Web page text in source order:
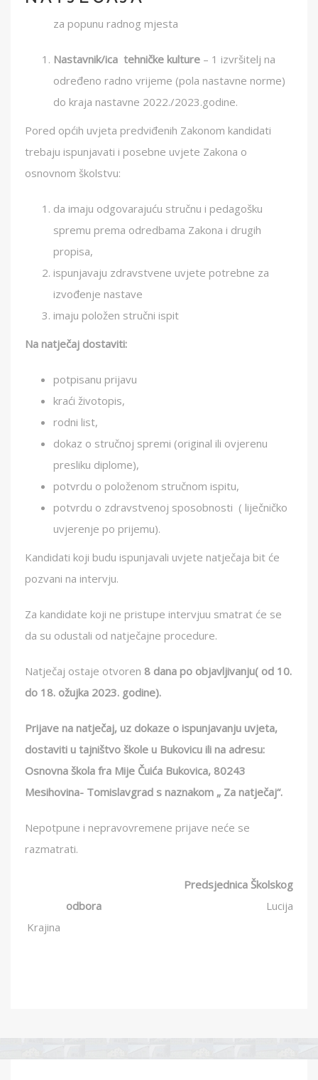
za popunu radnog mjesta
Nastavnik/ica tehničke kulture – 1 izvršitelj na
određeno radno vrijeme (pola nastavne norme)
do kraja nastavne 2022./2023.godine.
Pored općih uvjeta predviđenih Zakonom kandidati
trebaju ispunjavati i posebne uvjete Zakona o
osnovnom školstvu:
da imaju odgovarajuću stručnu i pedagošku
spremu prema odredbama Zakona i drugih
propisa,
ispunjavaju zdravstvene uvjete potrebne za
izvođenje nastave
imaju položen stručni ispit
Na natječaj dostaviti:
potpisanu prijavu
kraći životopis,
rodni list,
dokaz o stručnoj spremi (original ili ovjerenu
presliku diplome),
potvrdu o položenom stručnom ispitu,
potvrdu o zdravstvenoj sposobnosti ( liječničko
uvjerenje po prijemu).
Kandidati koji budu ispunjavali uvjete natječaja bit će
pozvani na intervju.
Za kandidate koji ne pristupe intervjuu smatrat će se
da su odustali od natječajne procedure.
Natječaj ostaje otvoren 8 dana po objavljivanju( od 10.
do 18. ožujka 2023. godine).
Prijave na natječaj, uz dokaze o ispunjavanju uvjeta,
dostaviti u tajništvo škole u Bukovicu ili na adresu:
Osnovna škola fra Mije Čuića Bukovica, 80243
Mesihovina- Tomislavgrad s naznakom „ Za natječaj“.
Nepotpune i nepravovremene prijave neće se
razmatrati.
Predsjednica Školskog
odbora Lucija
Krajina